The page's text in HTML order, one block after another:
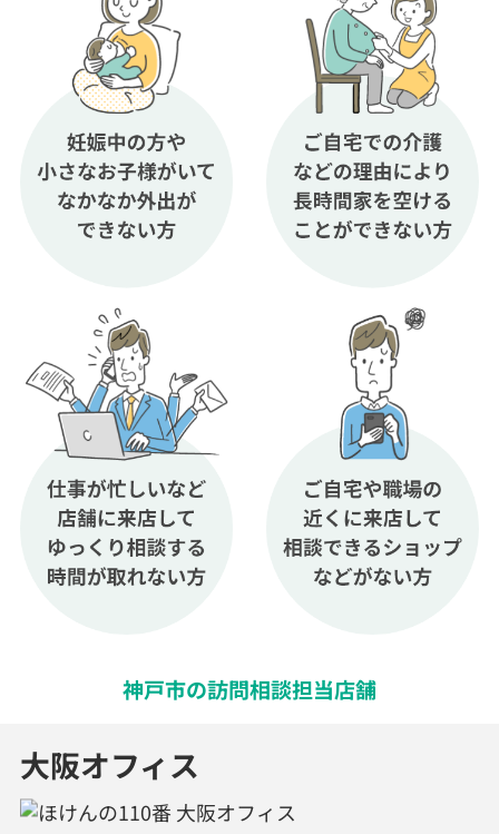
神戸市の訪問相談担当店舗
大阪オフィス